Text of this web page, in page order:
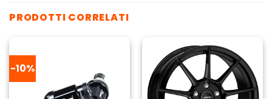
PRODOTTI CORRELATI
-10%